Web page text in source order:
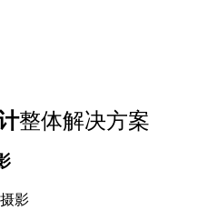
整体解决方案
影